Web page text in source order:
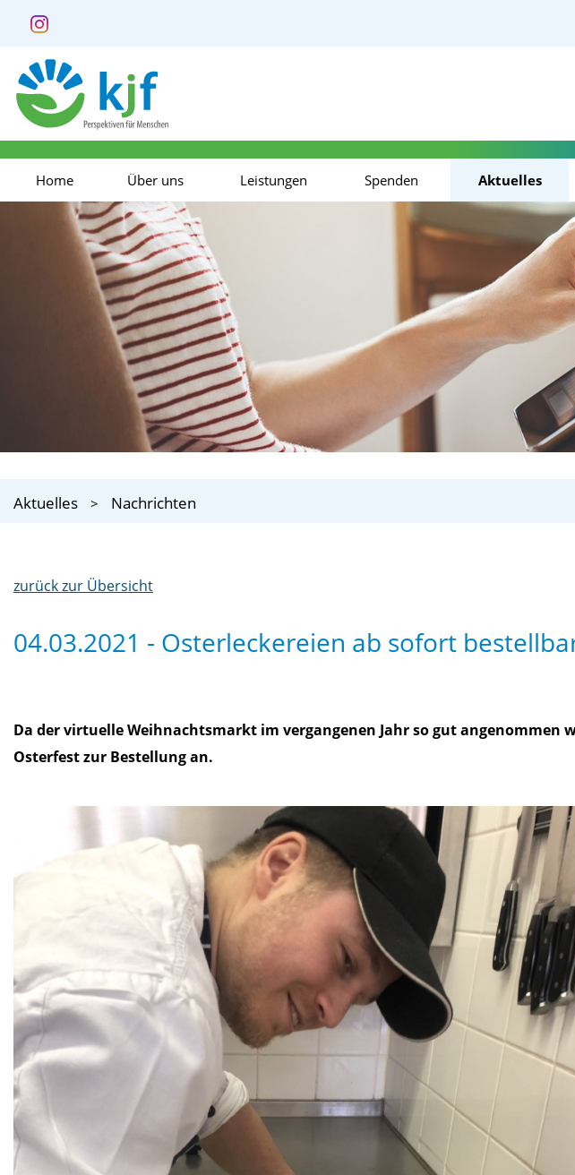
Home Über uns Leistungen Spenden Aktuelles
Aktuelles Nachrichten
zurück zur Übersicht
04.03.2021 - Osterleckereien ab sofort
Da der virtuelle Weihnachtsmarkt im vergangenen Jahr so gut
Osterfest zur Bestellung an.